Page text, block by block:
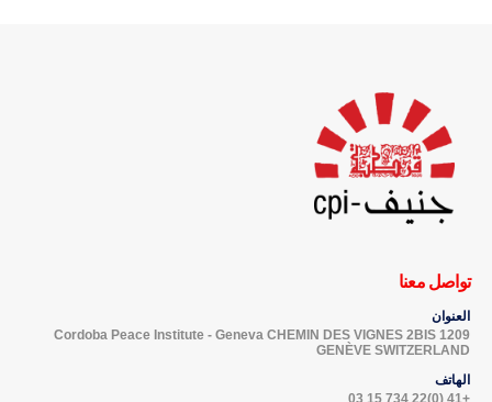
تواصل معنا
العنوان
Cordoba Peace Institute - Geneva CHEMIN DES VIGNES 2BIS 1209
GENÈVE SWITZERLAND
الهاتف